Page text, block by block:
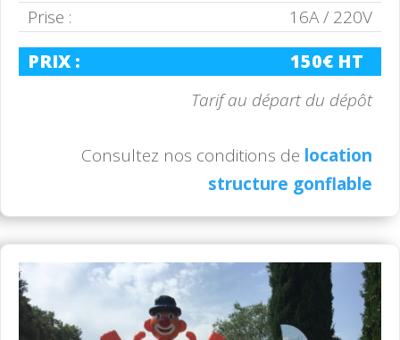
Prise :
16A / 220V
PRIX : 150€ HT
Tarif au départ du dépôt
Consultez nos conditions de location
structure gonflable